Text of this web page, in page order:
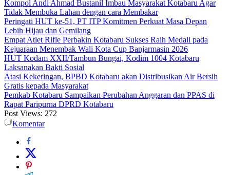
Kompol Andi Ahmad Bustanil Imbau Masyarakat Kotabaru Agar
Tidak Membuka Lahan dengan cara Membakar
Peringati HUT ke-51, PT ITP Komitmen Perkuat Masa Depan
Lebih Hijau dan Gemilang
Empat Atlet Rifle Perbakin Kotabaru Sukses Raih Medali pada
Kejuaraan Menembak Wali Kota Cup Banjarmasin 2026
HUT Kodam XXII/Tambun Bungai, Kodim 1004 Kotabaru
Laksanakan Bakti Sosial
Atasi Kekeringan, BPBD Kotabaru akan Distribusikan Air Bersih
Gratis kepada Masyarakat
Pemkab Kotabaru Sampaikan Perubahan Anggaran dan PPAS di
Rapat Paripurna DPRD Kotabaru
Post Views: 272
Komentar